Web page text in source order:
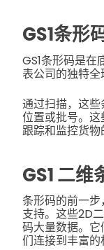
GS1条形
GS1条形码是在
表公司的独特全
通过扫描，这些
位置或批号。
跟踪和监控货物
GS1 二维
条形码的前一步
支持。这些2D
码大量数据。
们连接到丰富的